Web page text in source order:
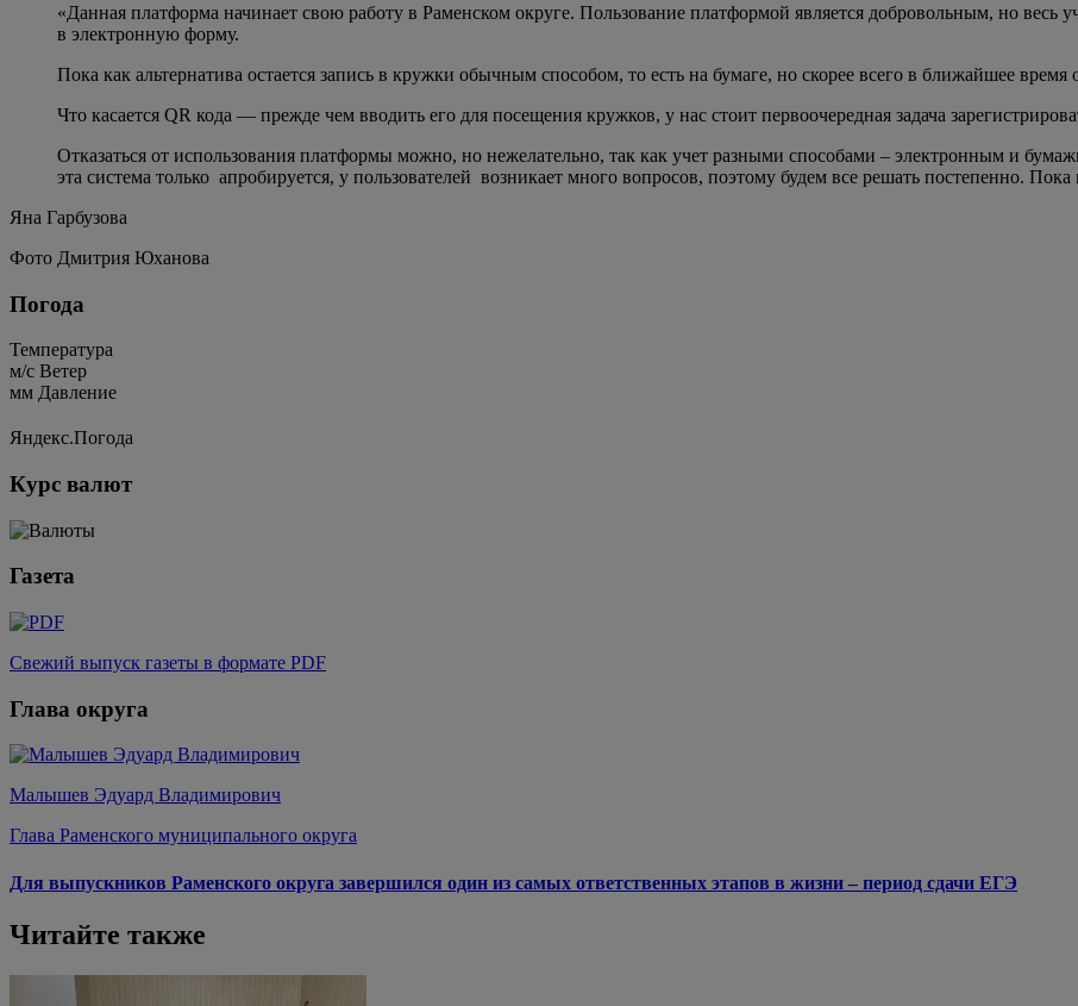
«Данная платформа начинает свою работу в Раменском округе. Пользование платформой является добровольным, но весь
в электронную форму.
Пока как альтернатива остается запись в кружки обычным способом, то есть на бумаге, но скорее всего в ближайшее
Что касается QR кода — прежде чем вводить его для посещения кружков, у нас стоит первоочередная задача
Отказаться от использования платформы можно, но нежелательно, так как учет разными способами – электронным и
эта система только апробируется, у пользователей возникает много вопросов, поэтому будем все решать постепенно. Пока
Яна Гарбузова
Фото Дмитрия Юханова
Погода
Температура
м/c Ветер
мм Давление
Яндекс.Погода
Курс валют
Газета
Свежий выпуск газеты в формате PDF
Глава округа
Малышев Эдуард Владимирович
Глава Раменского муниципального округа
Для выпускников Раменского округа завершился один из самых ответственных этапов в жизни – период сдачи ЕГЭ
Читайте также